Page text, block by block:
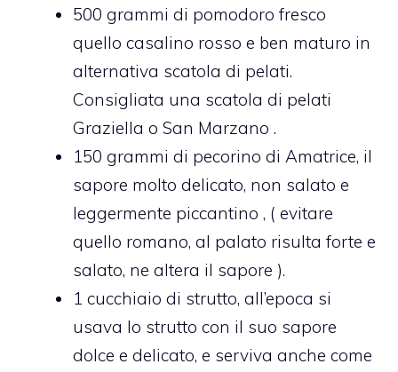
500 grammi di pomodoro fresco
quello casalino rosso e ben maturo in
alternativa scatola di pelati.
Consigliata una scatola di pelati
Graziella o San Marzano .
150 grammi di pecorino di Amatrice, il
sapore molto delicato, non salato e
leggermente piccantino , ( evitare
quello romano, al palato risulta forte e
salato, ne altera il sapore ).
1 cucchiaio di strutto, all’epoca si
usava lo strutto con il suo sapore
dolce e delicato, e serviva anche come